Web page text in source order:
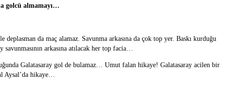
golcü almamayı…
deplasman da maç alamaz. Savunma arkasına da çok top yer. Baskı kurduğu
savunmasının arkasına atılacak her top facia…
Galatasaray gol de bulamaz… Umut falan hikaye! Galatasaray acilen bir
Aysal’da hikaye…